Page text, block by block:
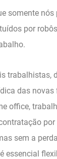
somente
por
trabalhistas,
das
office,
sem a
essencial